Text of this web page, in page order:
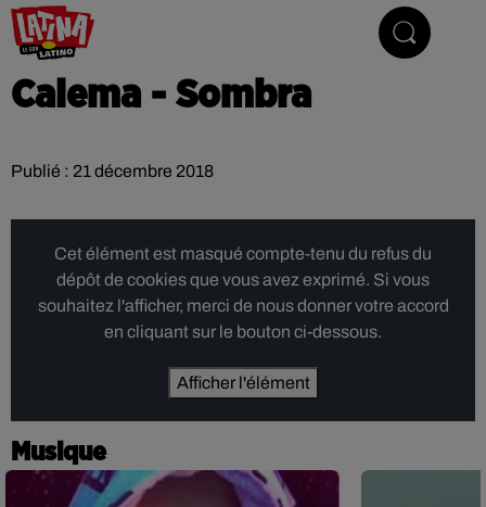
Calema - Sombra
Publié : 21 décembre 2018
Cet élément est masqué compte-tenu du refus du
dépôt de cookies que vous avez exprimé. Si vous
souhaitez l'afficher, merci de nous donner votre accord
en cliquant sur le bouton ci-dessous.
Afficher l'élément
Musique